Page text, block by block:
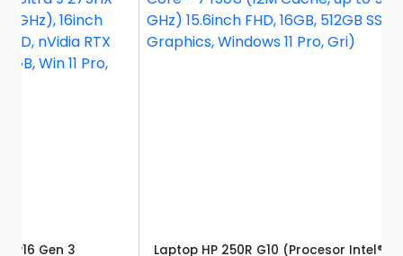
Laptop HP 250R G10 (Procesor Intel®